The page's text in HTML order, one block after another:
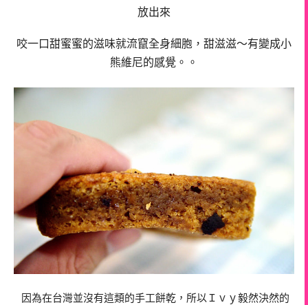
放出來
咬一口甜蜜蜜的滋味就流竄全身細胞，甜滋滋～有變成小
熊維尼的感覺。。
因為在台灣並沒有這類的手工餅乾，所以Ｉｖｙ毅然決然的